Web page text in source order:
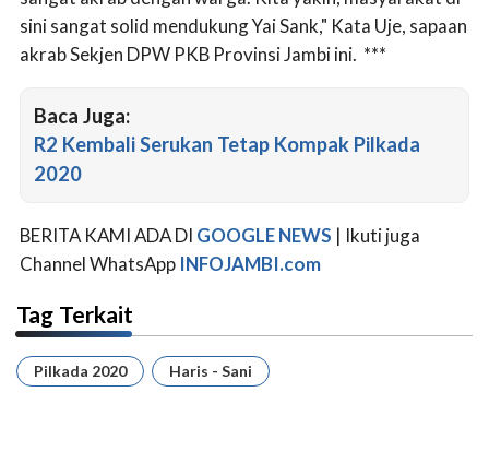
sini sangat solid mendukung Yai Sank," Kata Uje, sapaan
akrab Sekjen DPW PKB Provinsi Jambi ini. ***
Baca Juga:
R2 Kembali Serukan Tetap Kompak Pilkada
2020
BERITA KAMI ADA DI GOOGLE NEWS | Ikuti juga
Channel WhatsApp INFOJAMBI.com
Tag Terkait
Pilkada 2020 Haris - Sani